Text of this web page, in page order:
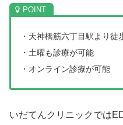
・天神橋筋六丁目駅より徒
・土曜も診療が可能
・オンライン診療が可能
いだてんクリニックでは